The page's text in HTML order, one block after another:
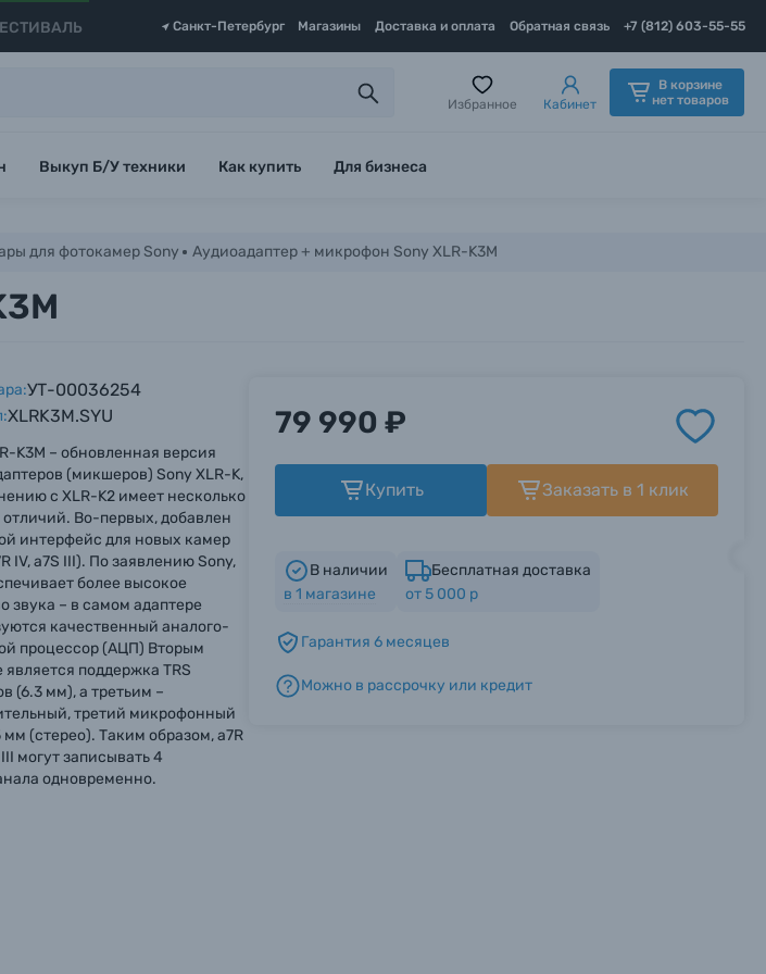
Санкт-Петербург Магазины Доставка и оплата Обратная связь +7 (812) 603-55-55
Избранное Кабинет
В корзине
нет товаров
Выкуп Б/У техники Как купить Для бизнеса
для фотокамер Sony Аудиоадаптер + микрофон Sony XLR-K3M
УТ-00036254
XLRK3M.SYU
K3M – обновленная версия
(микшеров) Sony XLR-K,
с XLR-K2 имеет несколько
Во-первых, добавлен
интерфейс для новых камер
IV, a7S III). По заявлению Sony,
более высокое
звука – в самом адаптере
качественный аналого-
процессор (АЦП) Вторым
является поддержка TRS
(6.3 мм), а третьим –
третий микрофонный
мм (стерео). Таким образом, a7R
могут записывать 4
одновременно.
79 990 ₽
Купить Заказать в 1 клик
В наличии
в 1 магазине
Бесплатная доставка
от 5 000 р
Гарантия 6 месяцев
Можно в рассрочку или кредит